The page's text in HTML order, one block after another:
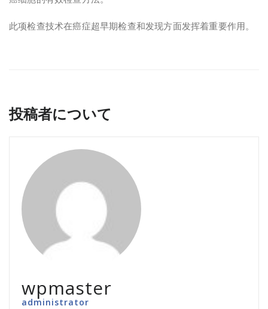
此项检查技术在癌症超早期检查和发现方面发挥着重要作用。
投稿者について
wpmaster
administrator